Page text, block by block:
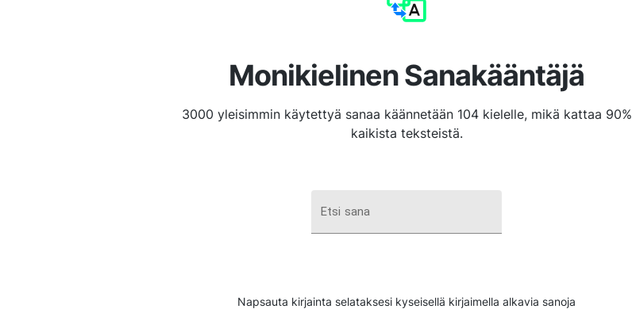
Monikielinen Sanakääntäjä
3000 yleisimmin käytettyä sanaa käännetään 104 kielelle, mikä kattaa 90%
kaikista teksteistä.
Etsi sana
Napsauta kirjainta selataksesi kyseisellä kirjaimella alkavia sanoja